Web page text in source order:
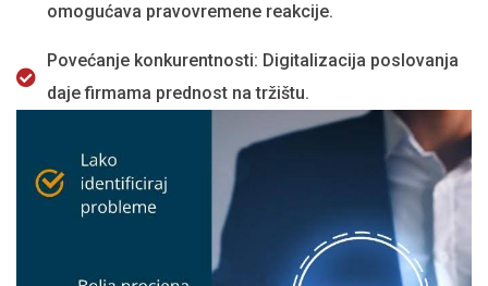
omogućava pravovremene reakcije.
Povećanje konkurentnosti: Digitalizacija poslovanja
daje firmama prednost na tržištu.